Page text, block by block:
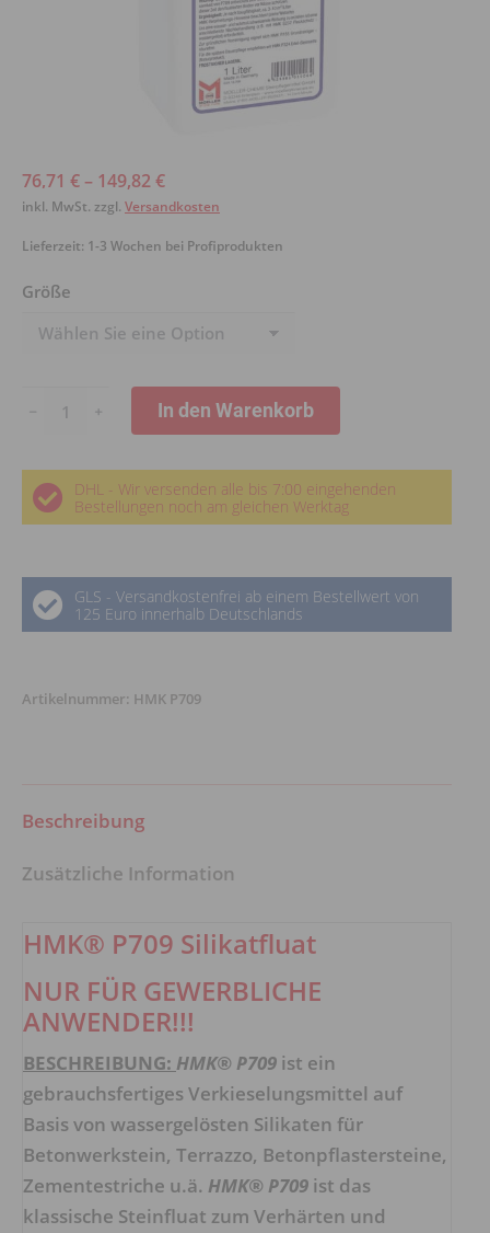
76,71 € – 149,82€
inkl. MwSt. zzgl. Versandkosten
Lieferzeit: 1-3 Wochen bei Profiprodukten
Größe
HMK®
Moeller
Menge
﹣ ﹢ In den Warenkorb
DHL - Wir versenden alle bis 7:00 eingehenden
Bestellungen noch am gleichen Werktag
GLS - Versandkostenfrei ab einem Bestellwert von
125 Euro innerhalb Deutschlands
Artikelnummer: HMK P709
Beschreibung
Zusätzliche Information
HMK® P709 Silikatfluat
NUR FÜR GEWERBLICHE
ANWENDER!!!
BESCHREIBUNG: HMK® P709 ist ein
gebrauchsfertiges Verkieselungsmittel auf
Basis von wassergelösten Silikaten für
Betonwerkstein, Terrazzo, Betonpflastersteine,
Zementestriche u.ä. HMK® P709 ist das
klassische Steinfluat zum Verhärten und